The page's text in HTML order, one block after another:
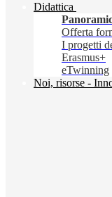
Didattica
Offerta
I progetti
Erasmus+
eTwinning
Noi, risorse -